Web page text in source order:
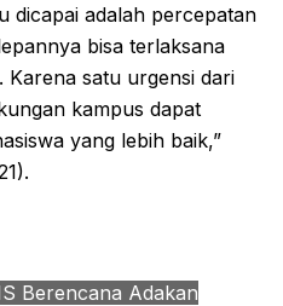
dicapai adalah percepatan
bisa terlaksana
Karena satu urgensi dari
kampus dapat
yang lebih baik,”
Berencana Adakan